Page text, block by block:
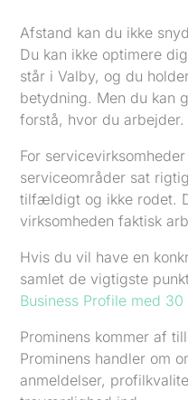
Afstand kan du ikke
Du kan ikke optimere
står i Valby, og du
betydning. Men du kan
forstå, hvor du arbejder.
For
serviceområder sat
tilfældigt og ikke rodet.
virksomheden faktisk
Hvis du vil have en
samlet de vigtigste
Business Profile med
Prominens kommer af
Prominens handler om
anmeldelser,